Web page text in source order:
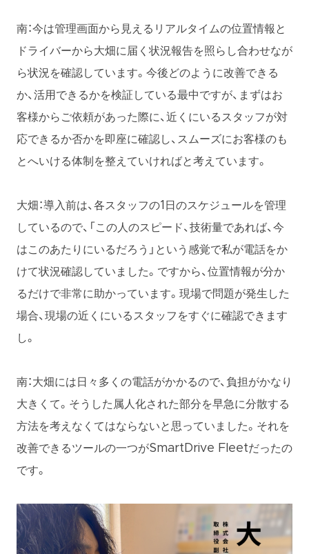
南：今は管理画面から見えるリアルタイムの位置情報と
ドライバーから大畑に届く状況報告を照らし合わせなが
ら状況を確認しています。今後どのように改善できる
か、活用できるかを検証している最中ですが、まずはお
客様からご依頼があった際に、近くにいるスタッフが対
応できるか否かを即座に確認し、スムーズにお客様のも
とへいける体制を整えていければと考えています。
大畑：導入前は、各スタッフの1日のスケジュールを管理
しているので、「この人のスピード、技術量であれば、今
はこのあたりにいるだろう」という感覚で私が電話をか
けて状況確認していました。ですから、位置情報が分か
るだけで非常に助かっています。現場で問題が発生した
場合、現場の近くにいるスタッフをすぐに確認できます
し。
南：大畑には日々多くの電話がかかるので、負担がかなり
大きくて。そうした属人化された部分を早急に分散する
方法を考えなくてはならないと思っていました。それを
改善できるツールの一つがSmartDrive Fleetだったの
です。